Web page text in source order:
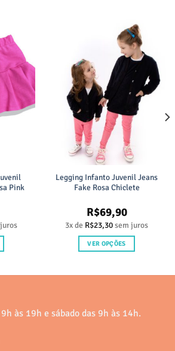
Pink
Legging Infanto Juvenil Jeans
Fake Rosa Chiclete
R$69,90
3x de R$23,30sem juros
VER OPÇÕES
variantes.
às 19h e sábado das 9h às 14h.